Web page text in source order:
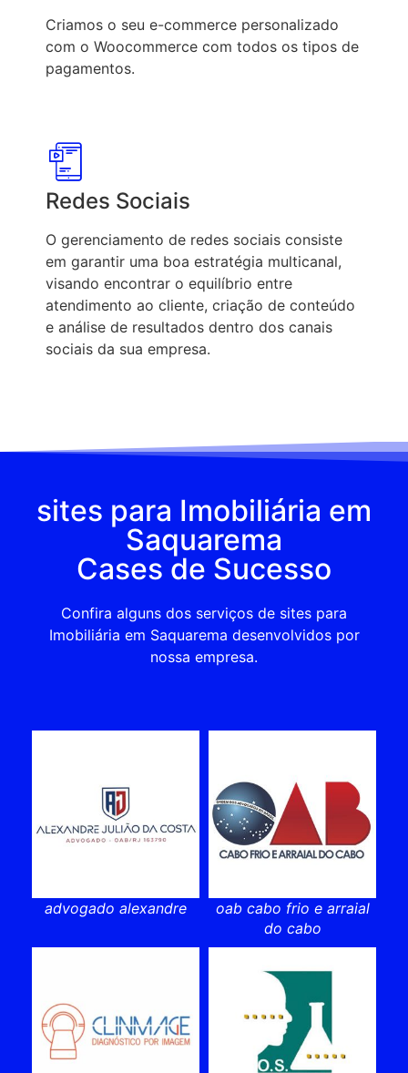
Criamos o seu e-commerce personalizado
com o Woocommerce com todos os tipos de
pagamentos.
Redes Sociais
O gerenciamento de redes sociais consiste
em garantir uma boa estratégia multicanal,
visando encontrar o equilíbrio entre
atendimento ao cliente, criação de conteúdo
e análise de resultados dentro dos canais
sociais da sua empresa.
sites para Imobiliária em
Saquarema
Cases de Sucesso
Confira alguns dos serviços de sites para
Imobiliária em Saquarema desenvolvidos por
nossa empresa.
advogado alexandre
oab cabo frio e arraial
do cabo